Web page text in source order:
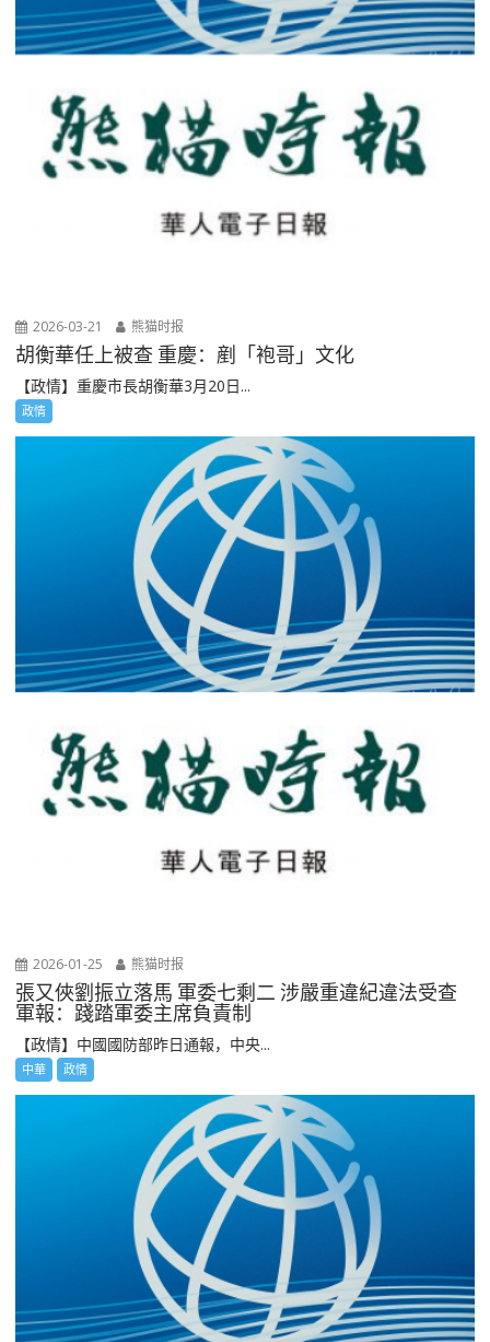
2026-03-21 熊猫时报
胡衡華任上被查 重慶：剷「袍哥」文化
【政情】重慶市長胡衡華3月20日...
政情
2026-01-25 熊猫时报
張又俠劉振立落馬 軍委七剩二 涉嚴重違紀違法受查
軍報：踐踏軍委主席負責制
【政情】中國國防部昨日通報，中央...
中華 政情